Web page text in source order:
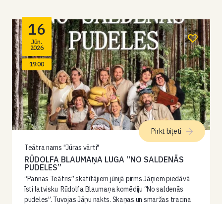
16
Jūn.
2026
19:00
Teātra nams "Jūras vārti"
RŪDOLFA BLAUMAŅA LUGA “NO SALDENĀS
PUDELES”
“Pannas Teātris” skatītājiem jūnijā pirms Jāņiem piedāvā
īsti latvisku Rūdolfa Blaumaņa komēdiju “No saldenās
pudeles”. Tuvojas Jāņu nakts. Skaņas un smaržas tracina
Pirkt biļeti